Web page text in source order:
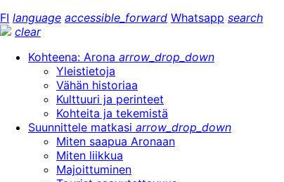
FI language accessible_forward Whatsapp search
clear
Kohteena: Arona arrow_drop_down
Yleistietoja
Vähän historiaa
Kulttuuri ja perinteet
Kohteita ja tekemistä
Suunnittele matkasi arrow_drop_down
Miten saapua Aronaan
Miten liikkua
Majoittuminen